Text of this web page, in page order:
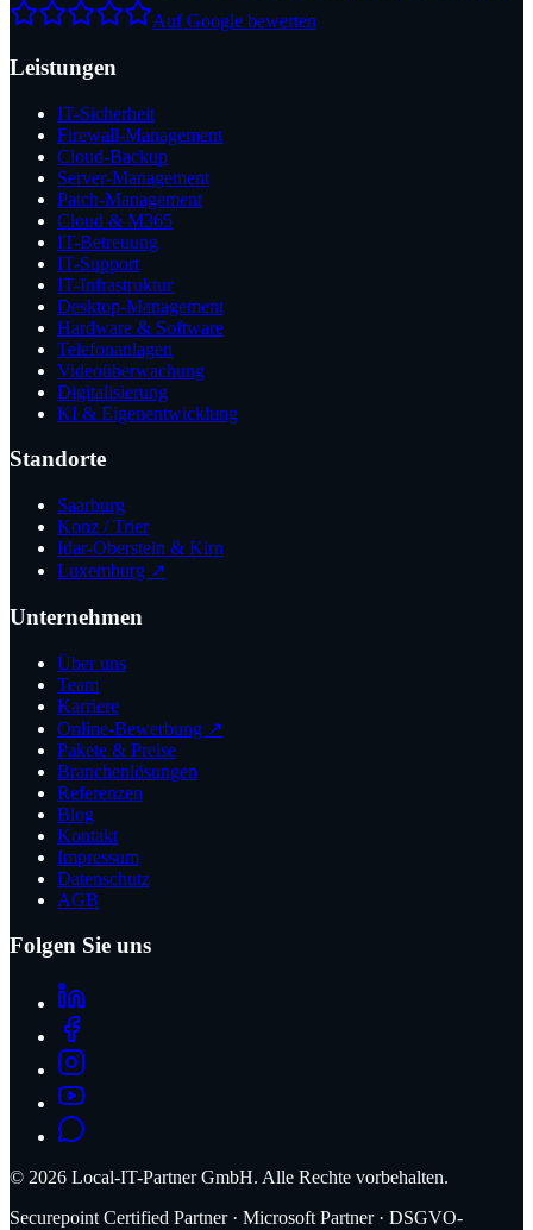
Auf Google bewerten
Leistungen
IT-Sicherheit
Firewall-Management
Cloud-Backup
Server-Management
Patch-Management
Cloud & M365
IT-Betreuung
IT-Support
IT-Infrastruktur
Desktop-Management
Hardware & Software
Telefonanlagen
Videoüberwachung
Digitalisierung
KI & Eigenentwicklung
Standorte
Saarburg
Konz / Trier
Idar-Oberstein & Kirn
Luxemburg ↗
Unternehmen
Über uns
Team
Karriere
Online-Bewerbung ↗
Pakete & Preise
Branchenlösungen
Referenzen
Blog
Kontakt
Impressum
Datenschutz
AGB
Folgen Sie uns
© 2026 Local-IT-Partner GmbH. Alle Rechte vorbehalten.
Securepoint Certified Partner · Microsoft Partner · DSGVO-